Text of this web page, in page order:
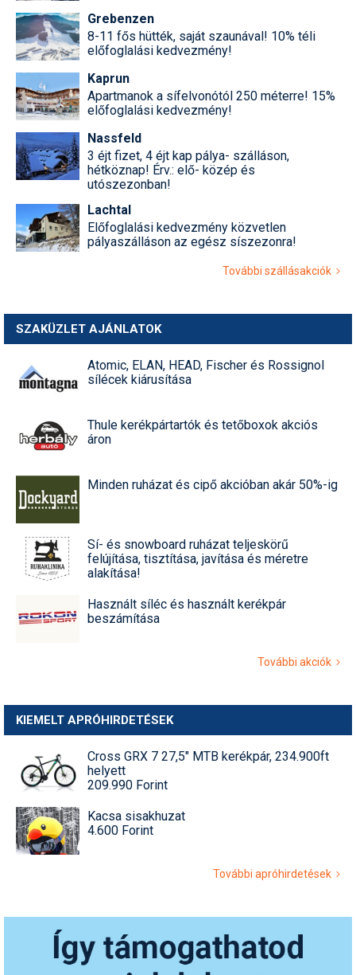
Grebenzen
8-11 fős hütték, saját szaunával! 10% téli
előfoglalási kedvezmény!
Kaprun
Apartmanok a sífelvonótól 250 méterre! 15%
előfoglalási kedvezmény!
Nassfeld
3 éjt fizet, 4 éjt kap pálya- szálláson,
hétköznap! Érv.: elő- közép és
utószezonban!
Lachtal
Előfoglalási kedvezmény közvetlen
pályaszálláson az egész síszezonra!
További szállásakciók
SZAKÜZLET AJÁNLATOK
Atomic, ELAN, HEAD, Fischer és Rossignol
sílécek kiárusítása
Thule kerékpártartók és tetőboxok akciós
áron
Minden ruházat és cipő akcióban akár 50%-ig
Sí- és snowboard ruházat teljeskörű
felújítása, tisztítása, javítása és méretre
alakítása!
Használt síléc és használt kerékpár
beszámítása
További akciók
KIEMELT APRÓHIRDETÉSEK
Cross GRX 7 27,5" MTB kerékpár, 234.900ft
helyett
209.990 Forint
Kacsa sisakhuzat
4.600 Forint
További apróhirdetések